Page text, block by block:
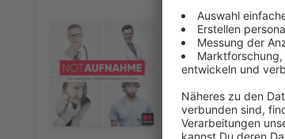
Audiotitel - Lisa Feller
Medizinstudenten
Und eine Geburt
starkes Stand-up.
Humor. Auch ihre
wird von
Streckbank... Keine Angst:
WERBUNG Hier gibt es viele Rabatte und alle Infos zu den Werbepartnern und „NotAufnahme“:
https://linktr.ee/notaufnahme Ihr möchtet Werbung in diesem